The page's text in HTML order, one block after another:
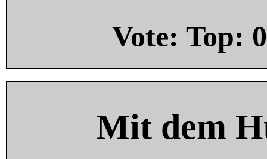
Vote: Top: 0
Mit dem